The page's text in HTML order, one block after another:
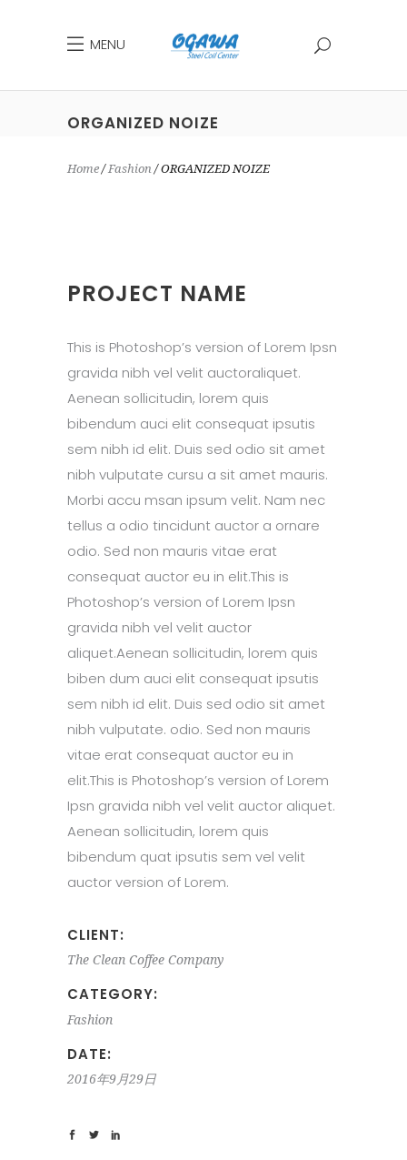
MENU
ORGANIZED NOIZE
Home Fashion ORGANIZED NOIZE
PROJECT NAME
This is Photoshop’s version of Lorem Ipsn
gravida nibh vel velit auctoraliquet.
Aenean sollicitudin, lorem quis
bibendum auci elit consequat ipsutis
sem nibh id elit. Duis sed odio sit amet
nibh vulputate cursu a sit amet mauris.
Morbi accu msan ipsum velit. Nam nec
tellus a odio tincidunt auctor a ornare
odio. Sed non mauris vitae erat
consequat auctor eu in elit.This is
Photoshop’s version of Lorem Ipsn
gravida nibh vel velit auctor
aliquet.Aenean sollicitudin, lorem quis
biben dum auci elit consequat ipsutis
sem nibh id elit. Duis sed odio sit amet
nibh vulputate. odio. Sed non mauris
vitae erat consequat auctor eu in
elit.This is Photoshop’s version of Lorem
Ipsn gravida nibh vel velit auctor aliquet.
Aenean sollicitudin, lorem quis
bibendum quat ipsutis sem vel velit
auctor version of Lorem.
CLIENT:
The Clean Coffee Company
CATEGORY:
Fashion
DATE:
2016年9月29日